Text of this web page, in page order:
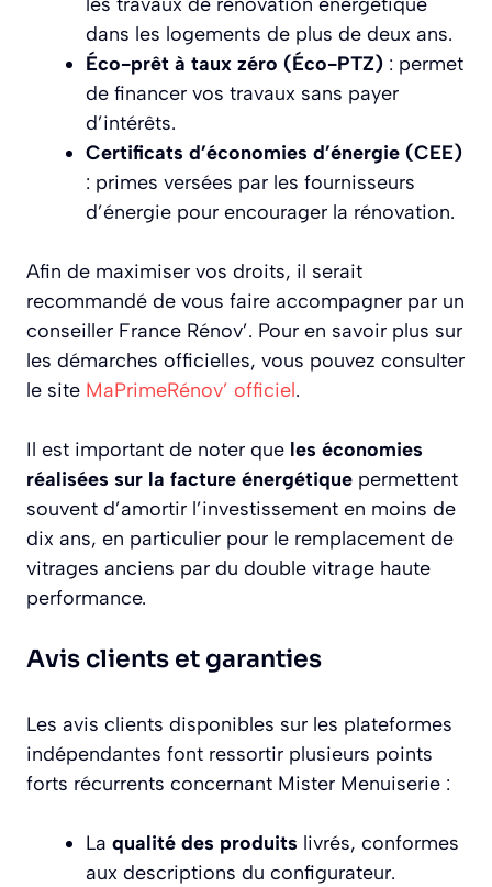
dans les logements de plus de deux ans.
Éco-prêt à taux zéro (Éco-PTZ) : permet
de financer vos travaux sans payer
d’intérêts.
Certificats d’économies d’énergie (CEE)
: primes versées par les fournisseurs
d’énergie pour encourager la rénovation.
Afin de maximiser vos droits, il serait
recommandé de vous faire accompagner par un
conseiller France Rénov’. Pour en savoir plus sur
les démarches officielles, vous pouvez consulter
le site MaPrimeRénov’ officiel.
Il est important de noter que les économies
réalisées sur la facture énergétique permettent
souvent d’amortir l’investissement en moins de
dix ans, en particulier pour le remplacement de
vitrages anciens par du double vitrage haute
performance.
Avis clients et garanties
Les avis clients disponibles sur les plateformes
indépendantes font ressortir plusieurs points
forts récurrents concernant Mister Menuiserie :
La qualité des produits livrés, conformes
aux descriptions du configurateur.